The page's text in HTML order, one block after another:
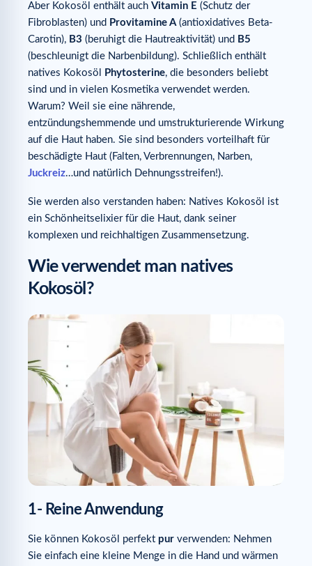
Aber Kokosöl enthält auch Vitamin E (Schutz der
Fibroblasten) und Provitamine A (antioxidatives Beta-
Carotin), B3 (beruhigt die Hautreaktivität) und B5
(beschleunigt die Narbenbildung). Schließlich enthält
natives Kokosöl
Phytosterine, die besonders beliebt
sind und in vielen Kosmetika verwendet werden.
Warum? Weil sie eine nährende,
entzündungshemmende und umstrukturierende Wirkung
auf die Haut haben. Sie sind besonders vorteilhaft für
beschädigte Haut (Falten, Verbrennungen, Narben,
Juckreiz…und natürlich Dehnungsstreifen!).
Sie werden also verstanden haben: Natives Kokosöl ist
ein Schönheitselixier für die Haut, dank seiner
komplexen und reichhaltigen Zusammensetzung.
Wie verwendet man natives
Kokosöl?
1- Reine Anwendung
Sie können Kokosöl perfekt pur verwenden: Nehmen
Sie einfach eine kleine Menge in die Hand und wärmen